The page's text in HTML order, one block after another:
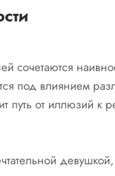
сочетаются
под влиянием
от иллюзий к